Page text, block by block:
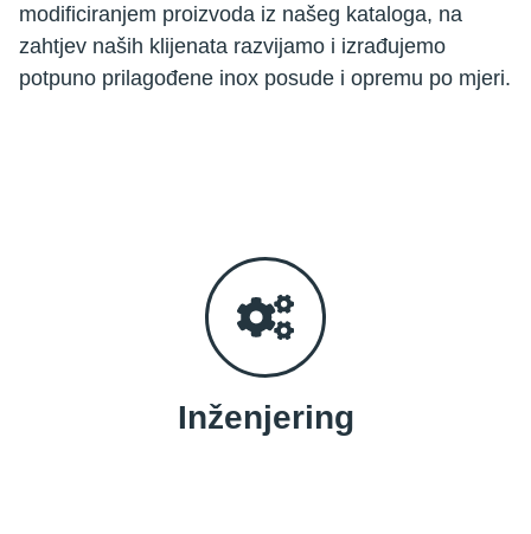
modificiranjem proizvoda iz našeg kataloga, na
zahtjev naših klijenata razvijamo i izrađujemo
potpuno prilagođene inox posude i opremu po mjeri.
Inženjering